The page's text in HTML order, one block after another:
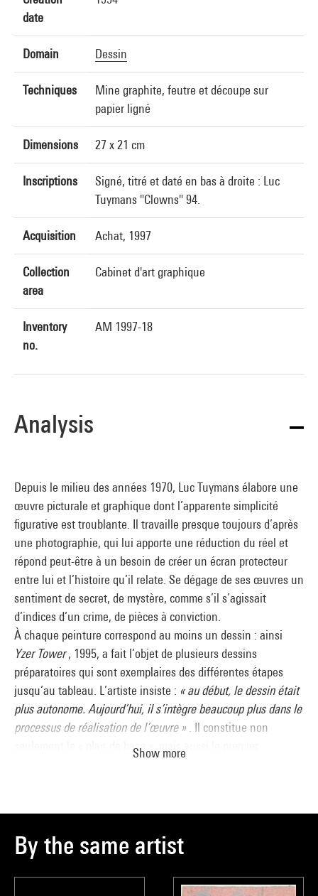
date
Domain Dessin
Techniques
Mine graphite, feutre et découpe sur
papier ligné
Dimensions 27 x 21 cm
Inscriptions
Signé, titré et daté en bas à droite : Luc
Tuymans "Clowns" 94.
Acquisition Achat, 1997
Collection
area
Cabinet d'art graphique
Inventory
no.
AM 1997-18
Analysis
Depuis le milieu des années 1970, Luc Tuymans élabore une
œuvre picturale et graphique dont l’apparente simplicité
figurative est troublante. Il travaille presque toujours d’après
une photographie, qui lui apporte une réduction du réel et
répond peut-être à un besoin de créer un écran protecteur
entre lui et l’histoire qu’il relate. Se dégage de ses œuvres un
sentiment de secret, de mystère, comme s’il s’agissait
d’indices d’un crime, de pièces à conviction.
À chaque peinture correspond au moins un dessin : ainsi
Yzer Tower, 1995, a fait l’objet de plusieurs dessins
préparatoires qui sont exemplaires des différentes étapes
jusqu’au tableau. L’artiste insiste : « au début, le dessin était
plus autonome. Aujourd’hui, il s’intègre beaucoup plus dans le
processus de réalisation de l’œuvre » . Il constitue non
seulement le « plan de base », mais aussi le premier
passée ». Il travaille ainsi avec du papier ancien, jauni, ou du
papier journal – matériaux de récupération qui sont pour lui
une non-image, qui ensuite conduit à une idée ». Il choisit
Show more
By the same artist